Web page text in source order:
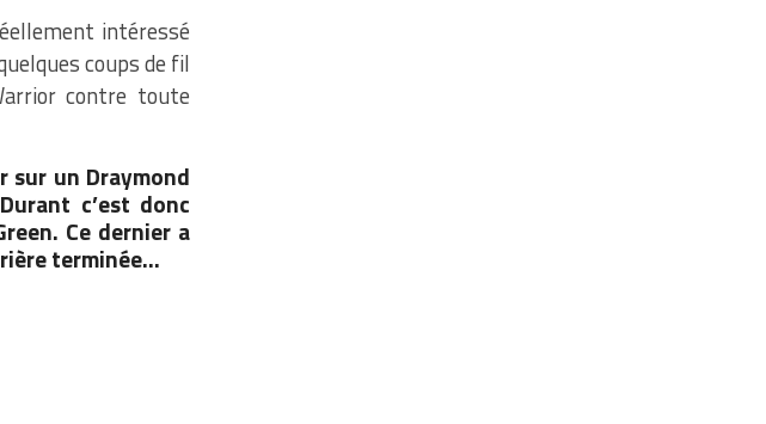
intéressé
coups de fil
contre toute
sur un Draymond
c’est donc
Ce dernier a
terminée…